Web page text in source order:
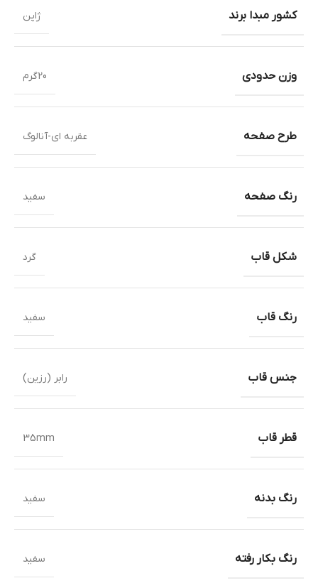
کشور مبدا برند ژاپن
وزن حدودی 20گرم
طرح صفحه عقربه ای-آنالوگ
رنگ صفحه سفید
شکل قاب گرد
رنگ قاب سفید
جنس قاب رابر (رزین)
قطر قاب 35mm
رنگ بدنه سفید
رنگ بکار رفته سفید